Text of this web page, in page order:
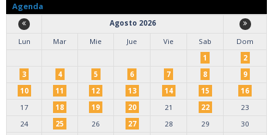
Agenda
Agosto 2026
Lun
Mar Mie Jue Vie Sab
Dom
1
2
3
4 5 6 7 8
9
10
11 12 13 14 15
16
17
18 19 20 21 22
23
24
25 26 27 28 29
30